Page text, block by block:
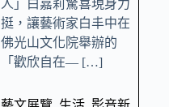
人」白嘉莉驚喜現身力
挺，讓藝術家白丰中在
佛光山文化院舉辦的
「歡欣自在— […]